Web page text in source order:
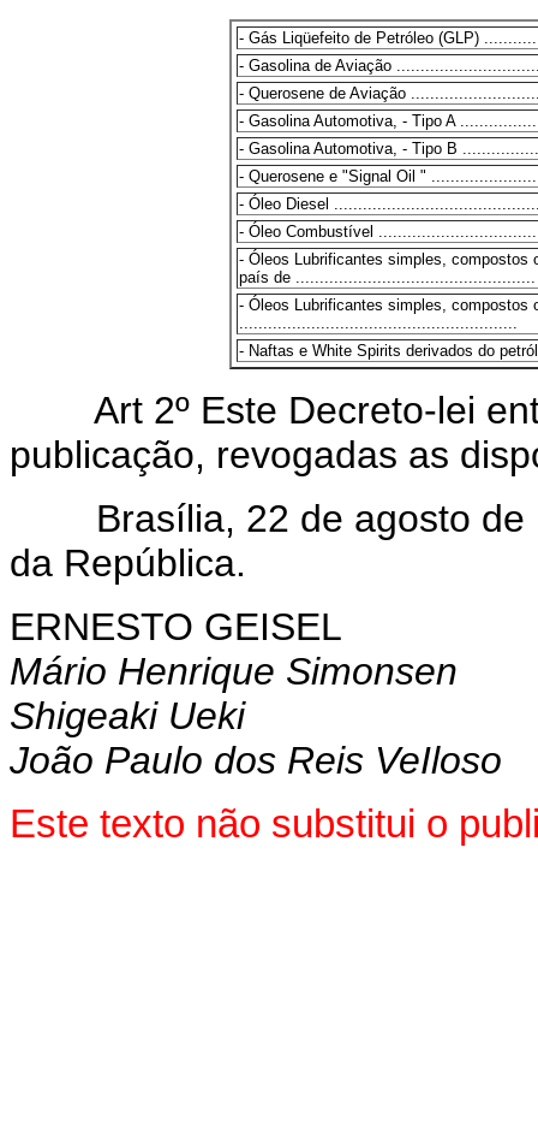
- Gás Liqüefeito de Petróleo (GLP)
- Gasolina de Aviação
- Querosene de Aviação
- Gasolina Automotiva, - Tipo A
- Gasolina Automotiva, - Tipo B
- Querosene e "Signal Oil "
- Óleo Diesel
- Óleo Combustível
- Óleos Lubrificantes simples, compostos
país de ..................................................
- Óleos Lubrificantes simples, compostos
- Naftas e White Spirits derivados do
Art 2º Este Decreto-lei
publicação, revogadas as
Brasília, 22 de agosto de
da República.
ERNESTO GEISEL
Mário Henrique Simonsen
Shigeaki Ueki
João Paulo dos Reis VeIloso
Este texto não substitui o